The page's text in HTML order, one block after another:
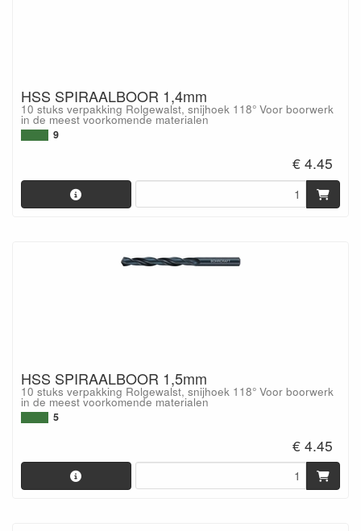
HSS SPIRAALBOOR 1,4mm
10 stuks verpakking Rolgewalst, snijhoek 118° Voor boorwerk
in de meest voorkomende materialen
9
€ 4.45
HSS SPIRAALBOOR 1,5mm
10 stuks verpakking Rolgewalst, snijhoek 118° Voor boorwerk
in de meest voorkomende materialen
5
€ 4.45